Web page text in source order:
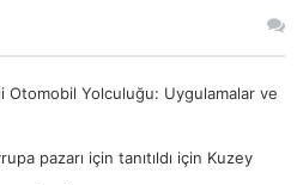
Otomobil Yolculuğu: Uygulamalar ve
pazarı için tanıtıldı için Kuzey